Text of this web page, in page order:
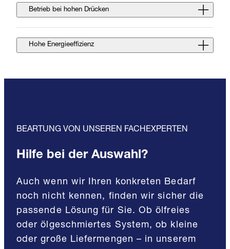
Betrieb bei hohen Drücken
Hohe Energieeffizienz
BEARTUNG VON UNSEREN FACHEXPERTEN
Hilfe bei der Auswahl?
Auch wenn wir Ihren konkreten Bedarf
noch nicht kennen, finden wir sicher die
passende Lösung für Sie. Ob ölfreies
oder ölgeschmiertes System, ob kleine
oder große Liefermengen – in unserem